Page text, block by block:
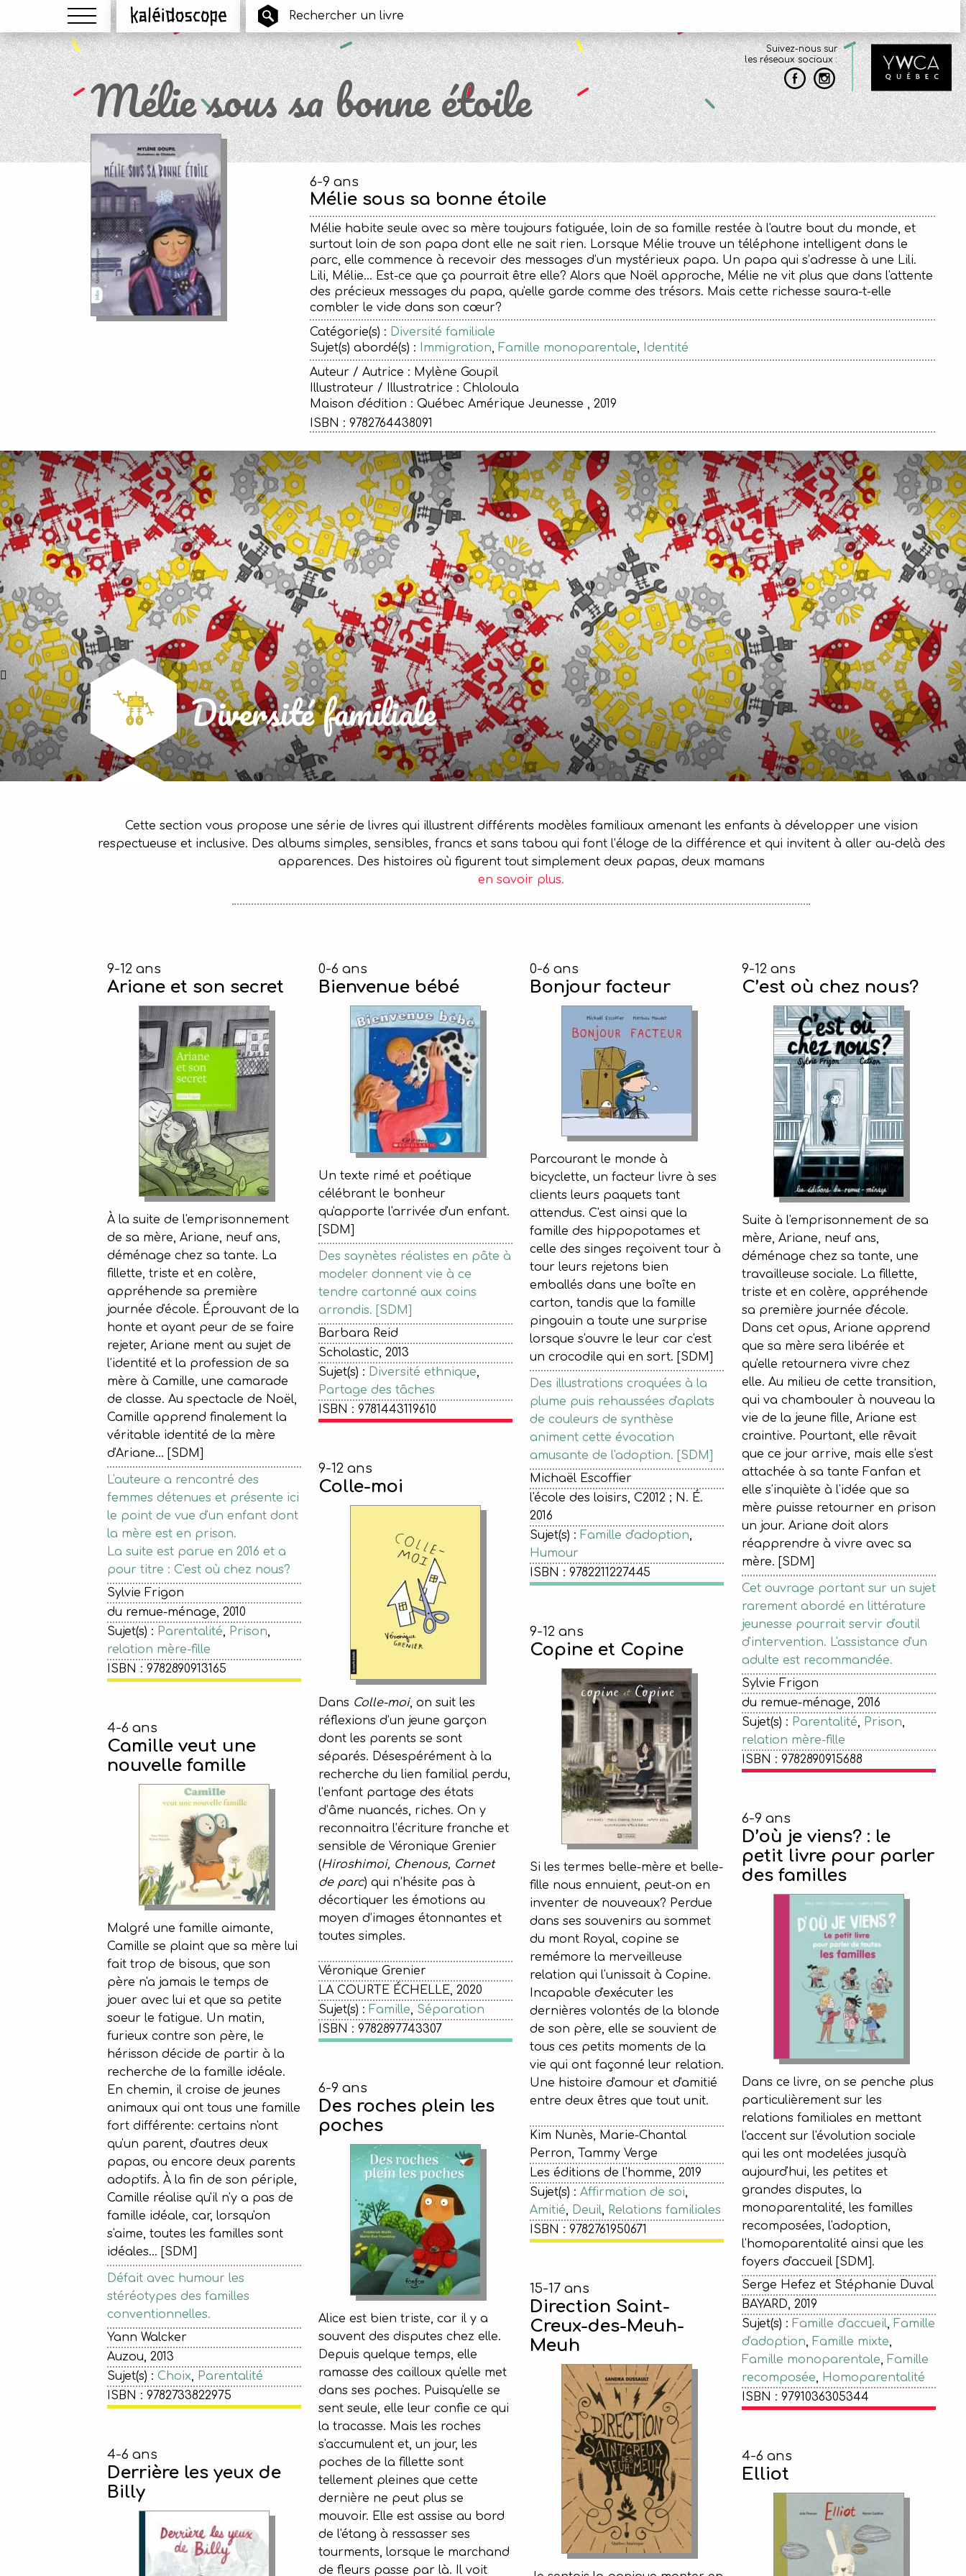
Menu Kaléidoscope
Suivez-nous sur
les réseaux sociaux :
Mélie sous sa bonne étoile
6-9 ans
Mélie sous sa bonne étoile
Mélie habite seule avec sa mère toujours fatiguée, loin de sa famille restée à l'autre bout du monde, et
surtout loin de son papa dont elle ne sait rien. Lorsque Mélie trouve un téléphone intelligent dans le
parc, elle commence à recevoir des messages d’un mystérieux papa. Un papa qui s’adresse à une Lili.
Lili, Mélie… Est-ce que ça pourrait être elle? Alors que Noël approche, Mélie ne vit plus que dans l'attente
des précieux messages du papa, qu'elle garde comme des trésors. Mais cette richesse saura-t-elle
combler le vide dans son cœur?
Catégorie(s) : Diversité familiale
Sujet(s) abordé(s) :
Immigration, Famille monoparentale,
Identité
Auteur / Autrice : Mylène Goupil
Illustrateur / Illustratrice : Chloloula
Maison d'édition : Québec Amérique Jeunesse , 2019
ISBN : 9782764438091
Diversité familiale
Cette section vous propose une série de livres qui illustrent différents modèles familiaux amenant les enfants à développer une vision
respectueuse et inclusive. Des albums simples, sensibles, francs et sans tabou qui font l’éloge de la différence et qui invitent à aller au-delà des
apparences. Des histoires où figurent tout simplement deux papas, deux mamans
en savoir plus.
9-12 ans
Ariane et son secret
À la suite de l'emprisonnement
de sa mère, Ariane, neuf ans,
déménage chez sa tante. La
fillette, triste et en colère,
appréhende sa première
journée d'école. Éprouvant de la
honte et ayant peur de se faire
rejeter, Ariane ment au sujet de
l'identité et la profession de sa
mère à Camille, une camarade
de classe. Au spectacle de Noël,
Camille apprend finalement la
véritable identité de la mère
d'Ariane... [SDM]
L'auteure a rencontré des
femmes détenues et présente ici
le point de vue d'un enfant dont
la mère est en prison.
La suite est parue en 2016 et a
pour titre : C'est où chez nous?
Sylvie Frigon
du remue-ménage, 2010
Sujet(s) : Parentalité, Prison,
relation mère-fille
ISBN : 9782890913165
0-6 ans
Bienvenue bébé
Un texte rimé et poétique
célébrant le bonheur
qu'apporte l'arrivée d'un enfant.
[SDM]
Des saynètes réalistes en pâte à
modeler donnent vie à ce
tendre cartonné aux coins
arrondis. [SDM]
Barbara Reid
Scholastic, 2013
Sujet(s) : Diversité ethnique,
Partage des tâches
ISBN : 9781443119610
0-6 ans
Bonjour facteur
Parcourant le monde à
bicyclette, un facteur livre à ses
clients leurs paquets tant
attendus. C'est ainsi que la
famille des hippopotames et
celle des singes reçoivent tour à
tour leurs rejetons bien
emballés dans une boîte en
carton, tandis que la famille
pingouin a toute une surprise
lorsque s'ouvre le leur car c'est
un crocodile qui en sort. [SDM]
Des illustrations croquées à la
plume puis rehaussées d'aplats
de couleurs de synthèse
animent cette évocation
amusante de l'adoption. [SDM]
Michaël Escoffier
l'école des loisirs, C2012 ; N. É.
2016
Sujet(s) : Famille d'adoption,
Humour
ISBN : 9782211227445
9-12 ans
C’est où chez nous?
Suite à l'emprisonnement de sa
mère, Ariane, neuf ans,
déménage chez sa tante, une
travailleuse sociale. La fillette,
triste et en colère, appréhende
sa première journée d'école.
Dans cet opus, Ariane apprend
que sa mère sera libérée et
qu'elle retournera vivre chez
elle. Au milieu de cette transition,
qui va chambouler à nouveau la
vie de la jeune fille, Ariane est
craintive. Pourtant, elle rêvait
que ce jour arrive, mais elle s'est
attachée à sa tante Fanfan et
elle s'inquiète à l'idée que sa
mère puisse retourner en prison
un jour. Ariane doit alors
réapprendre à vivre avec sa
mère. [SDM]
Cet ouvrage portant sur un sujet
rarement abordé en littérature
jeunesse pourrait servir d'outil
d'intervention. L'assistance d'un
adulte est recommandée.
Sylvie Frigon
du remue-ménage, 2016
Sujet(s) : Parentalité, Prison,
relation mère-fille
ISBN : 9782890915688
4-6 ans
Camille veut une
nouvelle famille
Malgré une famille aimante,
Camille se plaint que sa mère lui
fait trop de bisous, que son
père n'a jamais le temps de
jouer avec lui et que sa petite
soeur le fatigue. Un matin,
furieux contre son père, le
hérisson décide de partir à la
recherche de la famille idéale.
En chemin, il croise de jeunes
animaux qui ont tous une famille
fort différente: certains n'ont
qu'un parent, d'autres deux
papas, ou encore deux parents
adoptifs. À la fin de son périple,
Camille réalise qu'il n'y a pas de
famille idéale, car, lorsqu'on
s'aime, toutes les familles sont
idéales... [SDM]
Défait avec humour les
stéréotypes des familles
conventionnelles.
Yann Walcker
Auzou, 2013
Sujet(s) : Choix, Parentalité
ISBN : 9782733822975
9-12 ans
Colle-moi
Dans Colle-moi, on suit les
réflexions d’un jeune garçon
dont les parents se sont
séparés. Désespérément à la
recherche du lien familial perdu,
l’enfant partage des états
d’âme nuancés, riches. On y
reconnaitra l’écriture franche et
sensible de Véronique Grenier
(Hiroshimoi, Chenous, Carnet
de parc) qui n’hésite pas à
décortiquer les émotions au
moyen d’images étonnantes et
toutes simples.
Véronique Grenier
LA COURTE ÉCHELLE, 2020
Sujet(s) : Famille, Séparation
ISBN : 9782897743307
9-12 ans
Copine et Copine
Si les termes belle-mère et belle-
fille nous ennuient, peut-on en
inventer de nouveaux? Perdue
dans ses souvenirs au sommet
du mont Royal, copine se
remémore la merveilleuse
relation qui l'unissait à Copine.
Incapable d'exécuter les
dernières volontés de la blonde
de son père, elle se souvient de
tous ces petits moments de la
vie qui ont façonné leur relation.
Une histoire d'amour et d'amitié
entre deux êtres que tout unit.
Kim Nunès, Marie-Chantal
Perron, Tammy Verge
Les éditions de l'homme, 2019
Sujet(s) : Affirmation de soi,
Amitié, Deuil, Relations familiales
ISBN : 9782761950671
6-9 ans
D’où je viens? : le
petit livre pour parler
des familles
Dans ce livre, on se penche plus
particulièrement sur les
relations familiales en mettant
l'accent sur l'évolution sociale
qui les ont modelées jusqu'à
aujourd'hui, les petites et
grandes disputes, la
monoparentalité, les familles
recomposées, l'adoption,
l'homoparentalité ainsi que les
foyers d'accueil [SDM].
Serge Hefez et Stéphanie Duval
BAYARD, 2019
Sujet(s) : Famille d'accueil, Famille
d'adoption, Famille mixte,
Famille monoparentale, Famille
recomposée, Homoparentalité
ISBN : 9791036305344
4-6 ans
Derrière les yeux de
Billy
6-9 ans
Des roches plein les
poches
Alice est bien triste, car il y a
souvent des disputes chez elle.
Depuis quelque temps, elle
ramasse des cailloux qu'elle met
dans ses poches. Puisqu'elle se
sent seule, elle leur confie ce qui
la tracasse. Mais les roches
s'accumulent et, un jour, les
poches de la fillette sont
tellement pleines que cette
dernière ne peut plus se
mouvoir. Elle est assise au bord
de l'étang à ressasser ses
tourments, lorsque le marchand
de fleurs passe par là. Il voit
15-17 ans
Direction Saint-
Creux-des-Meuh-
Meuh
4-6 ans
Elliot